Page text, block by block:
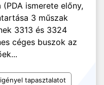
ismerete előny,
3 műszak
3313 és 3324
céges buszok az
tapasztalatot